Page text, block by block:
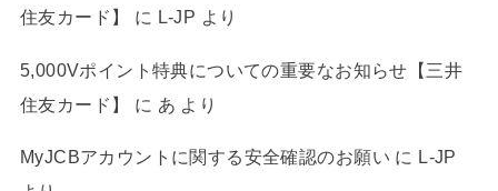
住友カード】
に L-JP より
5,000Vポイント特典についての重要なお知らせ【三井
住友カード】
に あ より
MyJCBアカウントに関する安全確認のお願い に L-JP